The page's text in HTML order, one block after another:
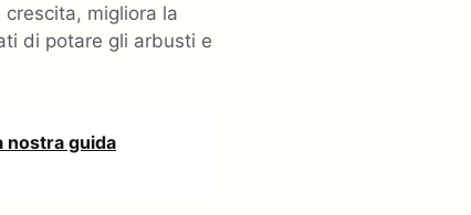
migliora la
di potare gli arbusti e
nostra guida